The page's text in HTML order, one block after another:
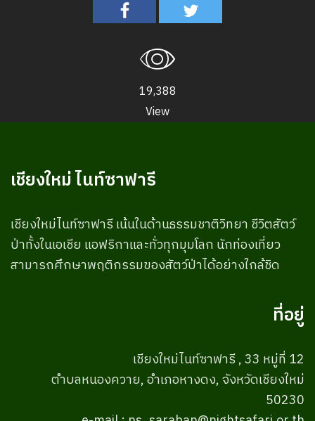
19,388
View
เชียงใหม่ ไนท์ซาฟารี
เชียงใหม่ไนท์ซาฟารี เน้นในด้านธรรมชาติวิทยา ชีวิตสัตว์
ป่าทั้งในเอเชีย แอฟริกาและทั่วทุกมุมโลก นักท่องเที่ยว
สามารถศึกษาพฤติกรรมของสัตว์ป่าได้อย่างใกล้ชิด
ที่อยู่
เชียงใหม่ไนท์ซาฟารี , 33 หมู่ที่ 12
ตำบลหนองควาย, อำเภอหางดง, จังหวัดเชียงใหม่
50230